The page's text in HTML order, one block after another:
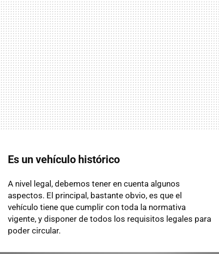
Es un vehículo histórico
A nivel legal, debemos tener en cuenta algunos
aspectos. El principal, bastante obvio, es que el
vehículo tiene que cumplir con toda la normativa
vigente, y disponer de todos los requisitos legales para
poder circular.